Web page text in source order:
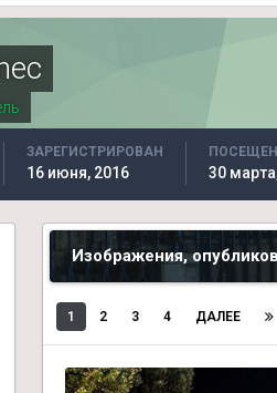
ЗАРЕГИСТРИРОВАН
16 июня, 2016 30
Изображения,
1 2 3 4 ДАЛЕЕ